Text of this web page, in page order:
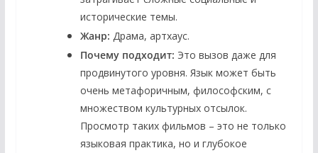
исторические темы.
Жанр: Драма, артхаус.
Почему подходит: Это вызов даже для
продвинутого уровня. Язык может быть
очень метафоричным, философским, с
множеством культурных отсылок.
Просмотр таких фильмов – это не только
языковая практика, но и глубокое